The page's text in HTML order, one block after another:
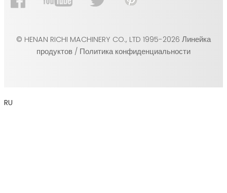
© HENAN RICHI MACHINERY CO., LTD 1995-2026 Линейка
продуктов / Политика конфиденциальности
RU